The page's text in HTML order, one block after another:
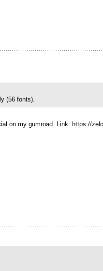
(56 fonts).
on my gumroad. Link: https://